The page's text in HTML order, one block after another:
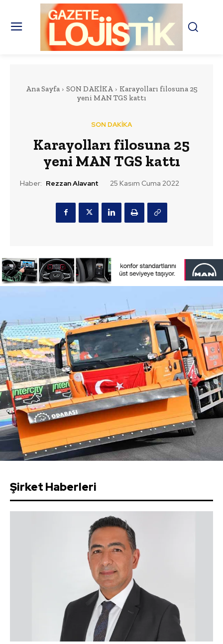
Ana Sayfa SON DAKİKA
Karayolları filosuna 25
yeni MAN TGS kattı
SON DAKİKA
Karayolları filosuna 25
yeni MAN TGS kattı
Haber: Rezzan Alavant 25 Kasım Cuma 2022
Şirket Haberleri